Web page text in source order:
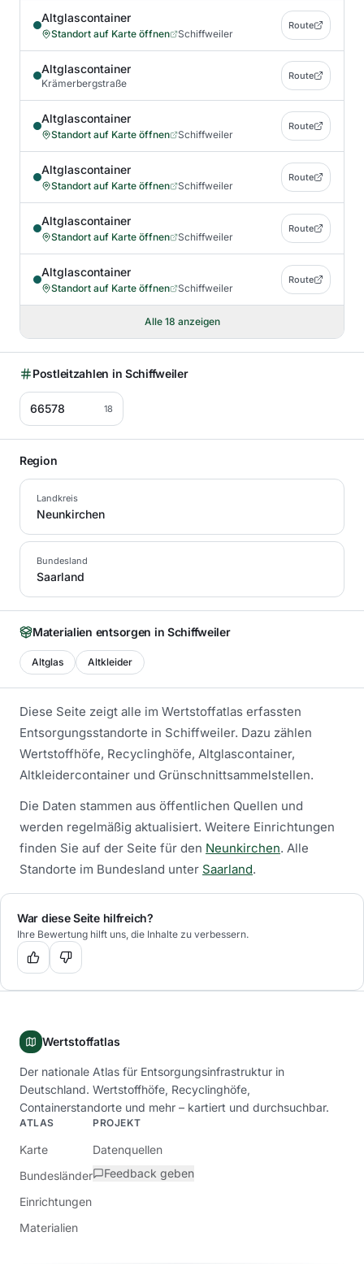
Altglascontainer
Standort auf Karte öffnen Schiffweiler
Route
Altglascontainer
Krämerbergstraße
Route
Altglascontainer
Standort auf Karte öffnen Schiffweiler
Route
Altglascontainer
Standort auf Karte öffnen Schiffweiler
Route
Altglascontainer
Standort auf Karte öffnen Schiffweiler
Route
Altglascontainer
Standort auf Karte öffnen Schiffweiler
Route
Alle 18 anzeigen
Postleitzahlen in Schiffweiler
66578 18
Region
Landkreis
Neunkirchen
Bundesland
Saarland
Materialien entsorgen inSchiffweiler
Altglas Altkleider
Diese Seite zeigt alle im Wertstoffatlas erfassten
Entsorgungsstandorte in Schiffweiler. Dazu zählen
Wertstoffhöfe, Recyclinghöfe, Altglascontainer,
Altkleidercontainer und Grünschnittsammelstellen.
Die Daten stammen aus öffentlichen Quellen und
werden regelmäßig aktualisiert. Weitere Einrichtungen
finden Sie auf der Seite für den Neunkirchen. Alle
Standorte im Bundesland unter Saarland.
War diese Seite hilfreich?
Ihre Bewertung hilft uns, die Inhalte zu verbessern.
Wertstoffatlas
Der nationale Atlas für Entsorgungsinfrastruktur in
Deutschland. Wertstoffhöfe, Recyclinghöfe,
Containerstandorte und mehr – kartiert und durchsuchbar.
ATLAS
Karte
Bundesländer
Einrichtungen
Materialien
PROJEKT
Datenquellen
Feedback geben